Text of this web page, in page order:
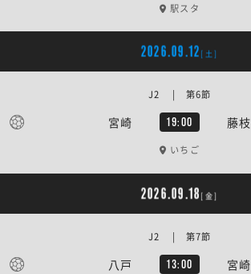
駅スタ
2026.09.12 [土]
宮崎 19:00 藤枝
J2 | 第6節
いちご
2026.09.18 [金]
八戸 13:00 宮崎
J2 | 第7節